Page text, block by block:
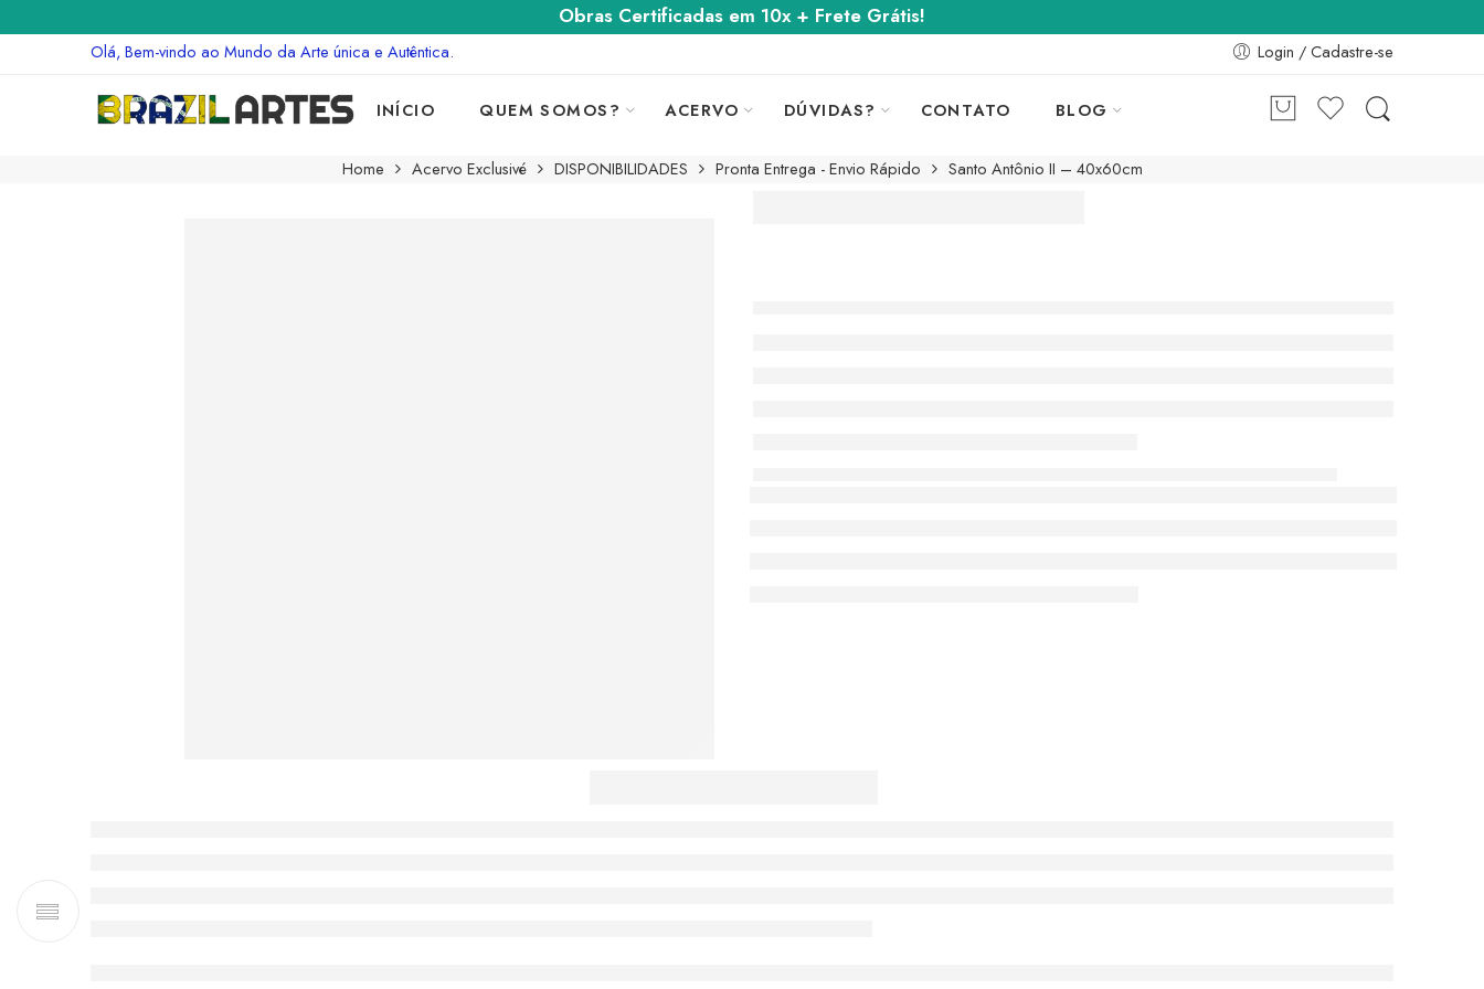
Obras Certificadas em 10x + Frete Grátis!
Olá, Bem-vindo ao Mundo da Arte única e Autêntica. Login / Cadastre-se
INÍCIO QUEM SOMOS? ACERVO DÚVIDAS? CONTATO BLOG
Home Acervo Exclusivé DISPONIBILIDADES Pronta Entrega - Envio Rápido Santo Antônio II – 40x60cm